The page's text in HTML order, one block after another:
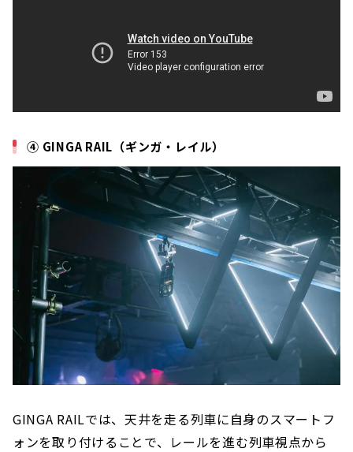
④ GINGA RAIL（ギンガ・レイル）
GINGA RAILでは、天井を走る列車に自身のスマートフ
ォンを取り付けることで、レールを進む列車視点から